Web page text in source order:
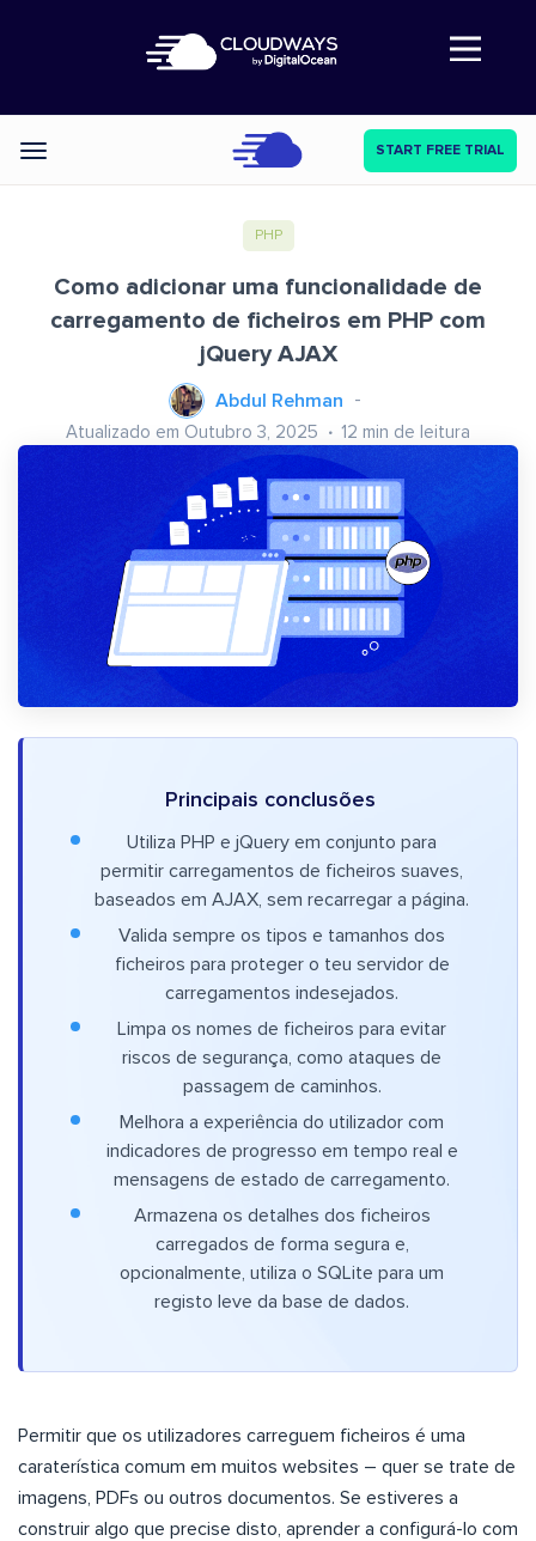
Abre a navegação
Categories START FREE TRIAL
PHP
Como adicionar uma funcionalidade de
carregamento de ficheiros em PHP com
jQuery AJAX
Abdul Rehman
Atualizado em Outubro 3, 2025 12 min de leitura
Principais conclusões
Utiliza PHP e jQuery em conjunto para
permitir carregamentos de ficheiros suaves,
baseados em AJAX, sem recarregar a página.
Valida sempre os tipos e tamanhos dos
ficheiros para proteger o teu servidor de
carregamentos indesejados.
Limpa os nomes de ficheiros para evitar
riscos de segurança, como ataques de
passagem de caminhos.
Melhora a experiência do utilizador com
indicadores de progresso em tempo real e
mensagens de estado de carregamento.
Armazena os detalhes dos ficheiros
carregados de forma segura e,
opcionalmente, utiliza o SQLite para um
registo leve da base de dados.
Permitir que os utilizadores carreguem ficheiros é uma
caraterística comum em muitos websites – quer se trate de
imagens, PDFs ou outros documentos. Se estiveres a
construir algo que precise disto, aprender a configurá-lo com